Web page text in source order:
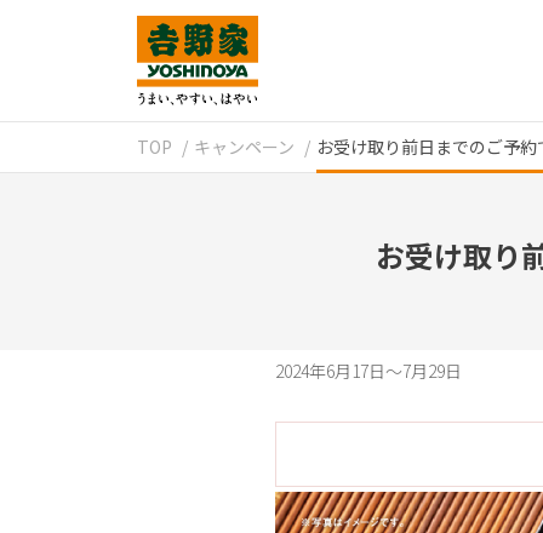
TOP キャンペーン お受け取り前日までのご予
お受け取り
2024年6月17日～7月29日